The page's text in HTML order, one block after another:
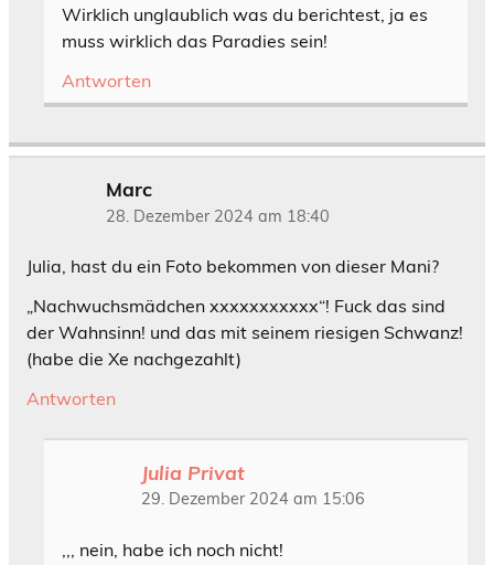
Wirklich unglaublich was du berichtest, ja es
muss wirklich das Paradies sein!
Antworten
Marc
28. Dezember 2024 am 18:40
Julia, hast du ein Foto bekommen von dieser Mani?
„Nachwuchsmädchen xxxxxxxxxxx“! Fuck das sind
der Wahnsinn! und das mit seinem riesigen Schwanz!
(habe die Xe nachgezahlt)
Antworten
Julia Privat
29. Dezember 2024 am 15:06
,,, nein, habe ich noch nicht!